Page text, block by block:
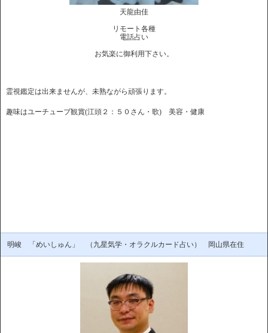
天龍由佳
リモート各種
電話占い
お気楽に御利用下さい。
霊視鑑定は出来ませんが、未熟ながら頑張ります。
趣味はユーチューブ観賞(江頭２：５０さん・歌) 美容・健康
明峻 「めいしゅん」 （九星気学・オラクルカード占い） 岡山県在住